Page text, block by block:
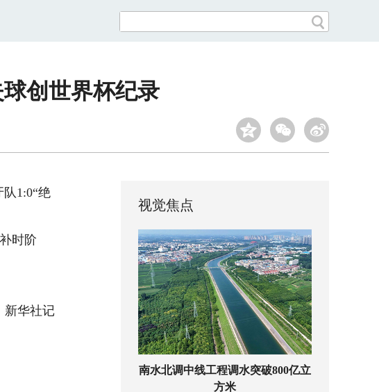
创世界杯纪录
1:0“绝
时阶
新华社记
视觉焦点
南水北调中线工程调水突破800亿立
方米